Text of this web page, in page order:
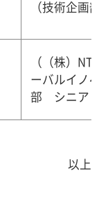
（技術企画
（（株）
ーバルイノ
部 シニア・
以上